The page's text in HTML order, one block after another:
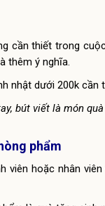
cần thiết trong
thêm ý nghĩa.
bút viết là món
phẩm
viên hoặc nhân